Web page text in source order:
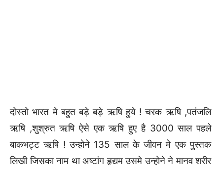
दोस्तो भारत मे बहुत बड़े बड़े ऋषि हुये ! चरक ऋषि ,पतंजलि
ऋषि ,शुश्रुत ऋषि ऐसे एक ऋषि हुए है 3000 साल पहले
बाकभट्ट ऋषि ! उन्होने 135 साल के जीवन मे एक पुस्तक
लिखी जिसका नाम था अष्टांग हृद्यम उसमे उन्होने ने मानव शरीर